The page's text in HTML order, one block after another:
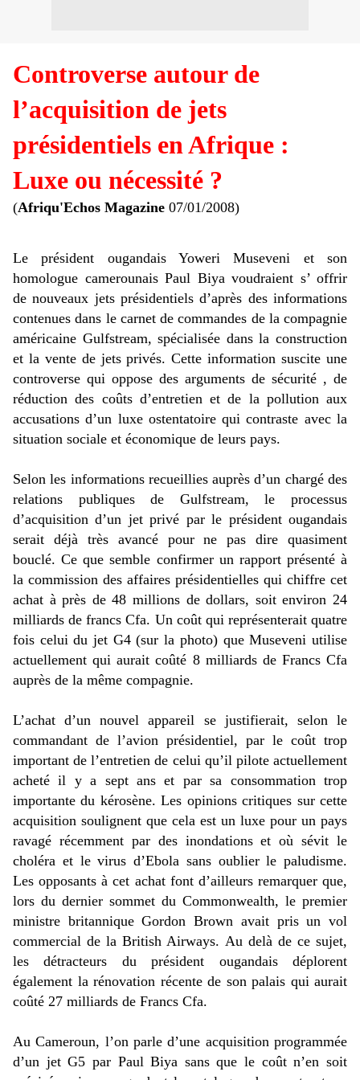
Controverse autour de
l’acquisition de jets
présidentiels en Afrique :
Luxe ou nécessité ?
(Afriqu'Echos Magazine 07/01/2008)
Le président ougandais Yoweri Museveni et son
homologue camerounais Paul Biya voudraient s’ offrir
de nouveaux jets présidentiels d’après des informations
contenues dans le carnet de commandes de la compagnie
américaine Gulfstream, spécialisée dans la construction
et la vente de jets privés. Cette information suscite une
controverse qui oppose des arguments de sécurité , de
réduction des coûts d’entretien et de la pollution aux
accusations d’un luxe ostentatoire qui contraste avec la
situation sociale et économique de leurs pays.
Selon les informations recueillies auprès d’un chargé des
relations publiques de Gulfstream, le processus
d’acquisition d’un jet privé par le président ougandais
serait déjà très avancé pour ne pas dire quasiment
bouclé. Ce que semble confirmer un rapport présenté à
la commission des affaires présidentielles qui chiffre cet
achat à près de 48 millions de dollars, soit environ 24
milliards de francs Cfa. Un coût qui représenterait quatre
fois celui du jet G4 (sur la photo) que Museveni utilise
actuellement qui aurait coûté 8 milliards de Francs Cfa
auprès de la même compagnie.
L’achat d’un nouvel appareil se justifierait, selon le
commandant de l’avion présidentiel, par le coût trop
important de l’entretien de celui qu’il pilote actuellement
acheté il y a sept ans et par sa consommation trop
importante du kérosène. Les opinions critiques sur cette
acquisition soulignent que cela est un luxe pour un pays
ravagé récemment par des inondations et où sévit le
choléra et le virus d’Ebola sans oublier le paludisme.
Les opposants à cet achat font d’ailleurs remarquer que,
lors du dernier sommet du Commonwealth, le premier
ministre britannique Gordon Brown avait pris un vol
commercial de la British Airways. Au delà de ce sujet,
les détracteurs du président ougandais déplorent
également la rénovation récente de son palais qui aurait
coûté 27 milliards de Francs Cfa.
Au Cameroun, l’on parle d’une acquisition programmée
d’un jet G5 par Paul Biya sans que le coût n’en soit